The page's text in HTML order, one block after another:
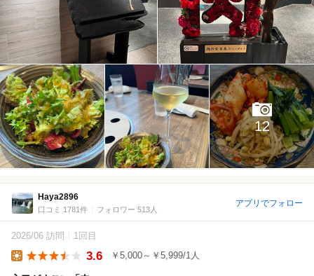
12
Haya2896
口コミ 1781件 フォロワー 513人
アプリでフォロー
2026/06 訪問 1回目
3.6 ￥5,000～￥5,999/1人